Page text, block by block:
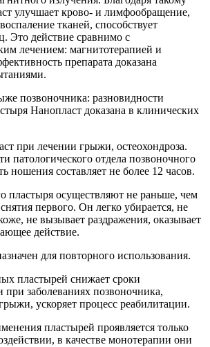
улучшает крово- и лимфообращение,
тканей, способствует
Это действие сравнимо с
лечением: магнитотерапией и
препарата доказана
Нанопласт доказана в клинических
при лечении грыжи, остеохондроза.
патологического отдела позвоночного
ношения составляет не более 12 часов.
пластыря осуществляют не раньше, чем
первого. Он легко убирается, не
не вызывает раздражения, оказывает
действие.
для повторного использования.
пластырей снижает сроки
при заболеваниях позвоночника,
ускоряет процесс реабилитации.
пластырей проявляется только
в качестве монотерапии они